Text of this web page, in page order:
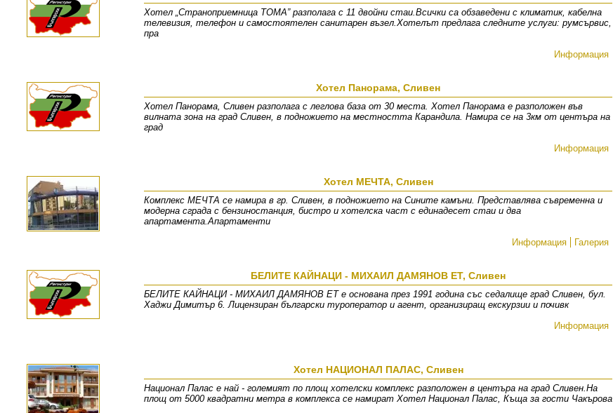
Хотел „Страноприемница ТОМА” разполага с 11 двойни стаи.Всички са обзаведени с климатик, кабелна
телевизия, телефон и самостоятелен санитарен възел.Хотелът предлага следните услуги: румсървис,
пра
Информация
Хотел Панорама, Сливен
Хотел Панорама, Сливен разполага с леглова база от 30 места. Хотел Панорама е разположен във
вилната зона на град Сливен, в подножието на местността Карандила. Намира се на 3км от центъра на
град
Информация
Хотел МЕЧТА, Сливен
Комплекс МЕЧТА се намира в гр. Сливен, в подножието на Сините камъни. Представлява съвременна и
модерна сграда с бензиностанция, бистро и хотелска част с единадесет стаи и два
апартамента.Апартаменти
Информация
Галерия
БЕЛИТЕ КАЙНАЦИ - МИХАИЛ ДАМЯНОВ ЕТ, Сливен
БЕЛИТЕ КАЙНАЦИ - МИХАИЛ ДАМЯНОВ ЕТ е основана през 1991 година със седалище град Сливен, бул.
Хаджи Димитър 6. Лицензиран български туроператор и агент, организиращ екскурзии и почивк
Информация
Хотел НАЦИОНАЛ ПАЛАС, Сливен
Национал Палас е най - големият по площ хотелски комплекс разположен в центъра на град Сливен.На
площ от 5000 квадратни метра в комплекса се намират Хотел Национал Палас, Къща за гости Чакърова